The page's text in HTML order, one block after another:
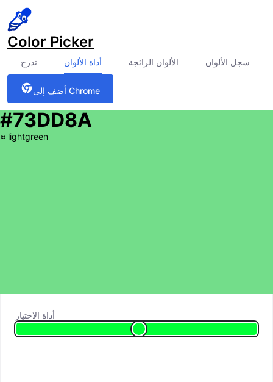
Color Picker
تدرج أداة الألوان الألوان الرائجة سجل الألوان
أضف إلى Chrome
#73DD8A
≈ lightgreen
أداة الاختيار